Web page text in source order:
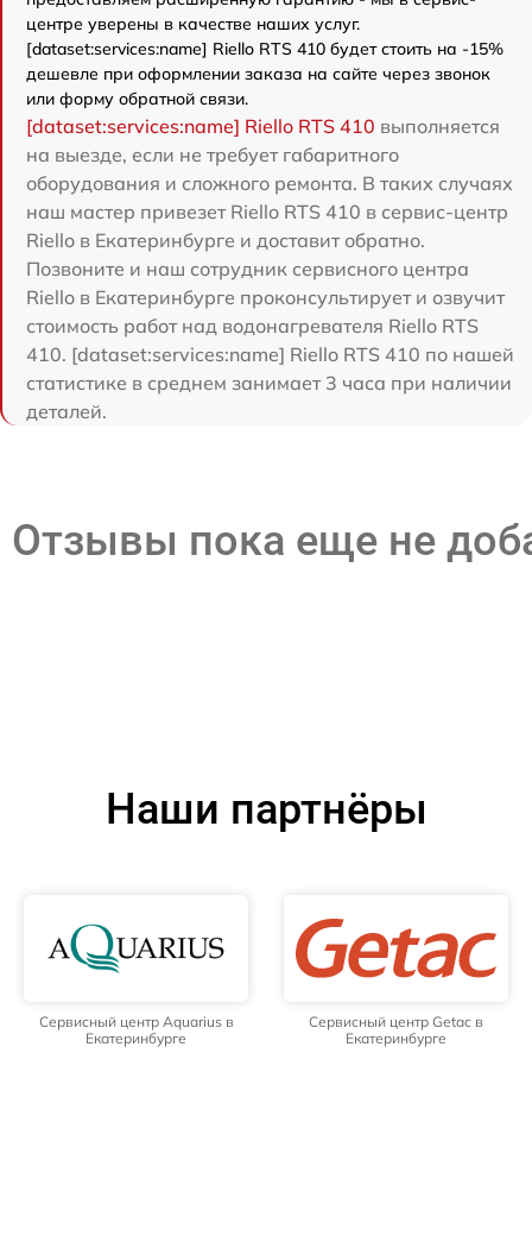
центре уверены в качестве наших услуг.
[dataset:services:name] Riello RTS 410 будет стоить на -15%
дешевле при оформлении заказа на сайте через звонок
или форму обратной связи.
[dataset:services:name] Riello RTS 410 выполняется
на выезде, если не требует габаритного
оборудования и сложного ремонта. В таких случаях
наш мастер привезет Riello RTS 410 в сервис-центр
Riello в Екатеринбурге и доставит обратно.
Позвоните и наш сотрудник сервисного центра
Riello в Екатеринбурге проконсультирует и озвучит
стоимость работ над водонагревателя Riello RTS
410. [dataset:services:name] Riello RTS 410 по нашей
статистике в среднем занимает 3 часа при наличии
деталей.
Отзывы пока еще не
Наши партнёры
Сервисный центр Aquarius в
Екатеринбурге
Сервисный центр Getac в
Екатеринбурге